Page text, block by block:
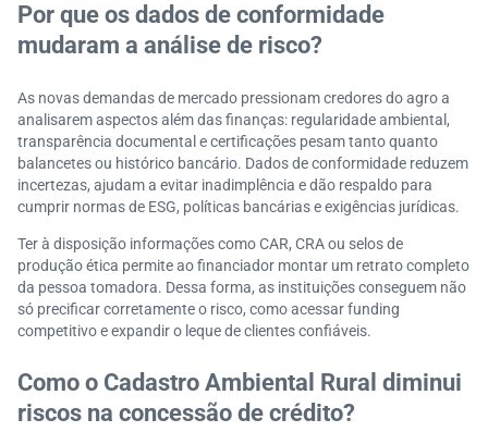
Por que os dados de conformidade
mudaram a análise de risco?
As novas demandas de mercado pressionam credores do agro a
analisarem aspectos além das finanças: regularidade ambiental,
transparência documental e certificações pesam tanto quanto
balancetes ou histórico bancário. Dados de conformidade reduzem
incertezas, ajudam a evitar inadimplência e dão respaldo para
cumprir normas de ESG, políticas bancárias e exigências jurídicas.
Ter à disposição informações como CAR, CRA ou selos de
produção ética permite ao financiador montar um retrato completo
da pessoa tomadora. Dessa forma, as instituições conseguem não
só precificar corretamente o risco, como acessar funding
competitivo e expandir o leque de clientes confiáveis.
Como o Cadastro Ambiental Rural diminui
riscos na concessão de crédito?